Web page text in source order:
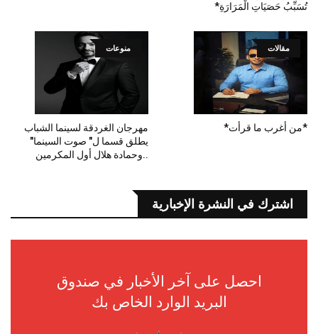
تُسَبِّبُ حَصَيَاتِ الْمَرَارَةِ*
مقالات
*من أغرب ما قرأت*
منوعات
مهرجان الغردقة لسينما الشباب
يطلق قسما ل" صوت السينما"
..وحمادة هلال أول المكرمين
اشترك في النشرة الإخبارية
احصل على آخر الأخبار في صندوق
البريد الوارد الخاص بك